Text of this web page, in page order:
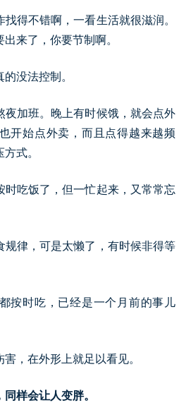
得不错啊，一看生活就很滋润。
来了，你要节制啊。
没法控制。
夜加班。晚上有时候饿，就会点外
开始点外卖，而且点得越来越频
式。
时吃饭了，但一忙起来，又常常忘
规律，可是太懒了，有时候非得等
按时吃，已经是一个月前的事儿
，在外形上就足以看见。
样会让人变胖。